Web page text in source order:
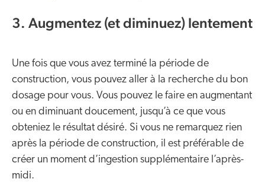
3. Augmentez (et diminuez) lentement
Une fois que vous avez terminé la période de
construction, vous pouvez aller à la recherche du bon
dosage pour vous. Vous pouvez le faire en augmentant
ou en diminuant doucement, jusqu’à ce que vous
obteniez le résultat désiré. Si vous ne remarquez rien
après la période de construction, il est préférable de
créer un moment d’ingestion supplémentaire l’après-
midi.